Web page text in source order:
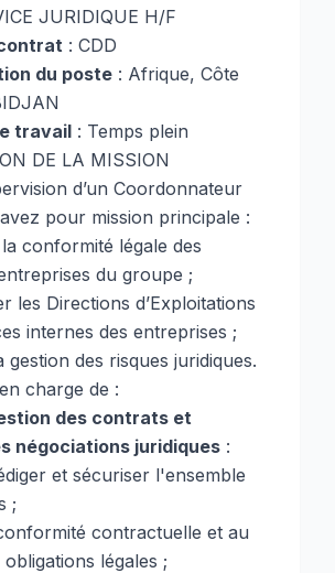
JURIDIQUE H/F
: CDD
du poste : Afrique, Côte
travail : Temps plein
DE LA MISSION
d’un Coordonnateur
pour mission principale :
conformité légale des
du groupe ;
les Directions d’Exploitations
internes des entreprises ;
gestion des risques juridiques.
charge de :
des contrats et
négociations juridiques :
et sécuriser l'ensemble
;
contractuelle et au
légales ;